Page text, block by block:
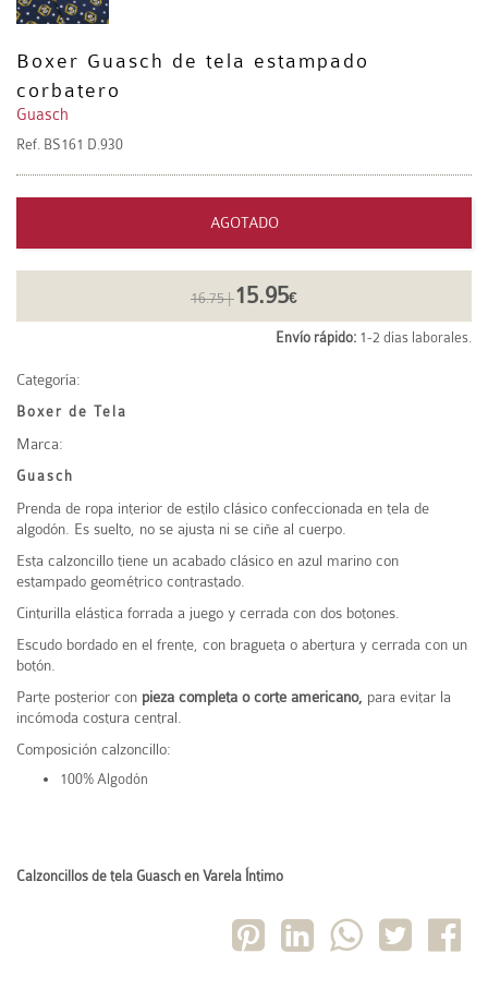
Boxer Guasch de tela estampado
corbatero
Guasch
Ref. BS161 D.930
AGOTADO
16.75 |15.95€
Envío rápido: 1-2 días laborales.
Categoría:
Boxer de Tela
Marca:
Guasch
Prenda de ropa interior de estilo clásico confeccionada en tela de
algodón. Es suelto, no se ajusta ni se ciñe al cuerpo.
Esta calzoncillo tiene un acabado clásico en azul marino con
estampado geométrico contrastado.
Cinturilla elástica forrada a juego y cerrada con dos botones.
Escudo bordado en el frente, con bragueta o abertura y cerrada con un
botón.
Parte posterior con pieza completa o corte americano, para evitar la
incómoda costura central.
Composición calzoncillo:
100% Algodón
Calzoncillos de tela Guasch en Varela Íntimo